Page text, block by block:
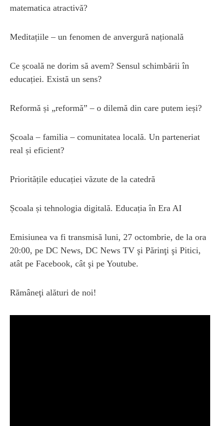
matematica atractivă?
Meditațiile – un fenomen de anvergură națională
Ce școală ne dorim să avem? Sensul schimbării în
educației. Există un sens?
Reformă și „reformă” – o dilemă din care putem ieși?
Școala – familia – comunitatea locală. Un parteneriat
real și eficient?
Prioritățile educației văzute de la catedră
Școala și tehnologia digitală. Educația în Era AI
Emisiunea va fi transmisă luni, 27 octombrie, de la ora
20:00, pe DC News, DC News TV şi Părinţi şi Pitici,
atât pe Facebook, cât şi pe Youtube.
Rămâneţi alături de noi!